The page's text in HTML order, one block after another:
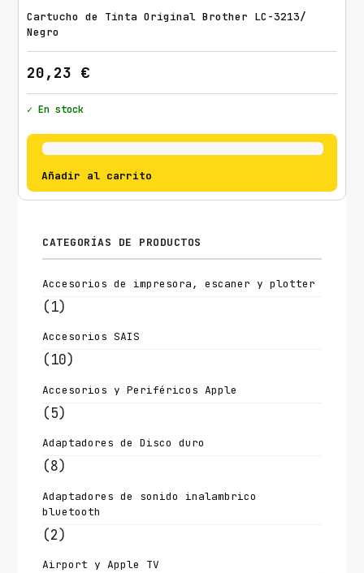
Cartucho de Tinta Original Brother LC-3213/
Negro
20,23 €
✓ En stock
Añadir al carrito
CATEGORÍAS DE PRODUCTOS
Accesorios de impresora, escaner y plotter
(1)
Accesorios SAIS
(10)
Accesorios y Periféricos Apple
(5)
Adaptadores de Disco duro
(8)
Adaptadores de sonido inalambrico
bluetooth
(2)
Airport y Apple TV